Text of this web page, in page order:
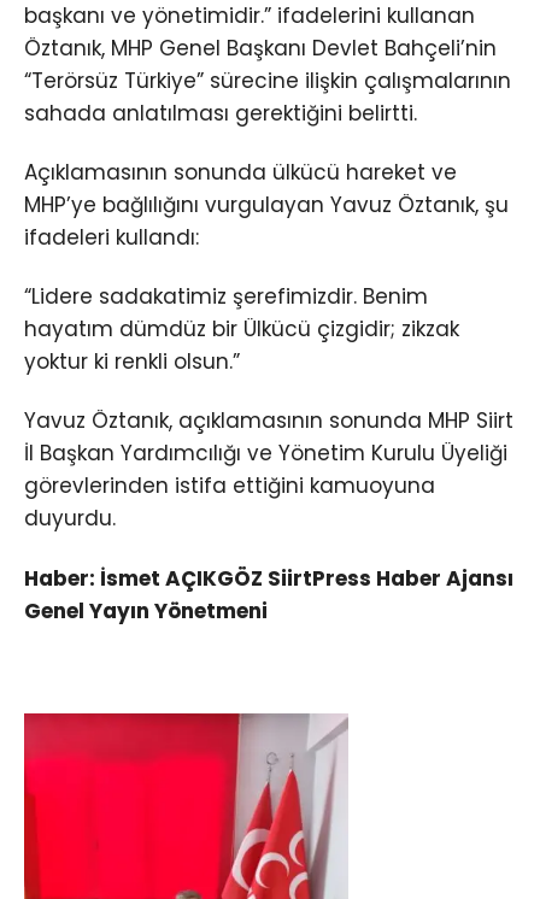
başkanı ve yönetimidir.” ifadelerini kullanan
Öztanık, MHP Genel Başkanı Devlet Bahçeli’nin
“Terörsüz Türkiye” sürecine ilişkin çalışmalarının
sahada anlatılması gerektiğini belirtti.
Açıklamasının sonunda ülkücü hareket ve
MHP’ye bağlılığını vurgulayan Yavuz Öztanık, şu
ifadeleri kullandı:
“Lidere sadakatimiz şerefimizdir. Benim
hayatım dümdüz bir Ülkücü çizgidir; zikzak
yoktur ki renkli olsun.”
Yavuz Öztanık, açıklamasının sonunda MHP Siirt
İl Başkan Yardımcılığı ve Yönetim Kurulu Üyeliği
görevlerinden istifa ettiğini kamuoyuna
duyurdu.
Haber: İsmet AÇIKGÖZ SiirtPress Haber Ajansı
Genel Yayın Yönetmeni